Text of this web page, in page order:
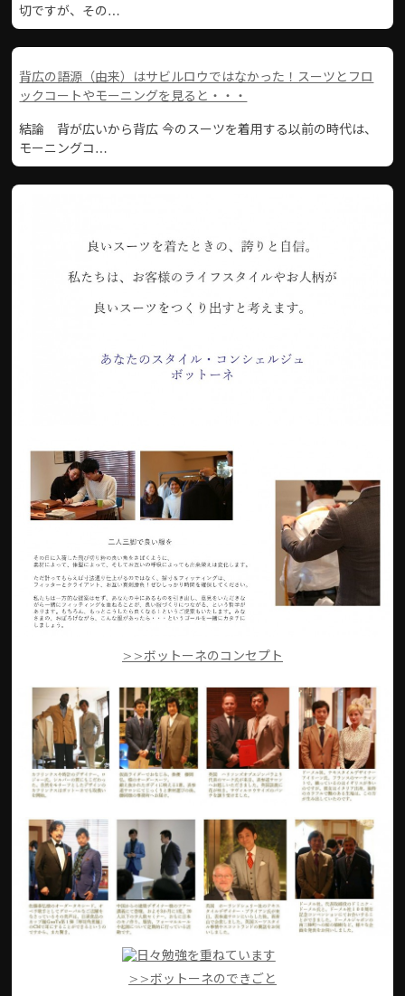
切ですが、その…
背広の語源（由来）はサビルロウではなかった！スーツとフロ
ックコートやモーニングを見ると・・・
結論 背が広いから背広 今のスーツを着用する以前の時代は、
モーニングコ…
>>ボットーネのコンセプト
>>ボットーネのできごと